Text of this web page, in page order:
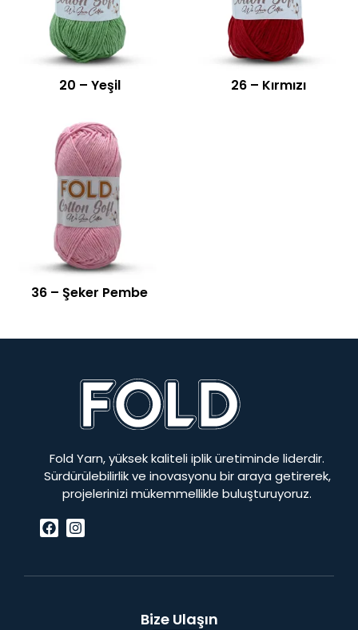
20 – Yeşil 26 – Kırmızı
36 – Şeker Pembe
Fold Yarn, yüksek kaliteli iplik üretiminde liderdir.
Sürdürülebilirlik ve inovasyonu bir araya getirerek,
projelerinizi mükemmellikle buluşturuyoruz.
Bize Ulaşın